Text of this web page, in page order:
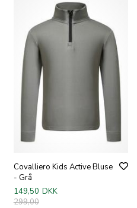
Covalliero Kids Active Bluse
- Grå
149,50 DKK
299,00